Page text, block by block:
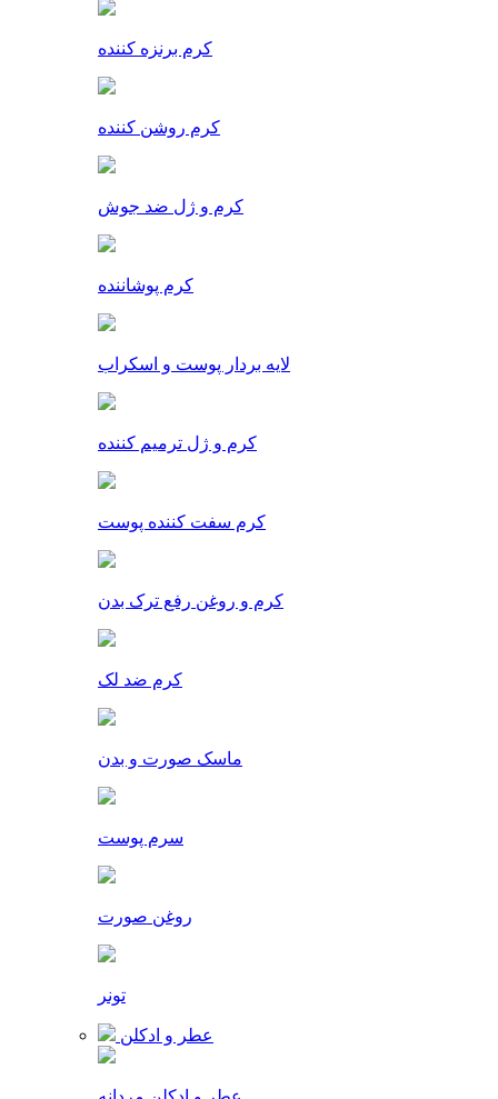
کرم برنزه کننده
کرم روشن کننده
کرم و ژل ضد جوش
کرم پوشاننده
لایه بردار پوست و اسکراب
کرم و ژل ترمیم کننده
کرم سفت کننده پوست
کرم و روغن رفع ترک بدن
کرم ضد لک
ماسک صورت و بدن
سرم پوست
روغن صورت
تونر
عطر و ادکلن